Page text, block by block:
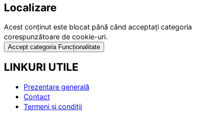
Localizare
Acest conținut este blocat până când acceptați categoria
corespunzătoare de cookie-uri.
Accept categoria Funcționalitate
LINKURI UTILE
Prezentare generală
Contact
Termeni și condiții